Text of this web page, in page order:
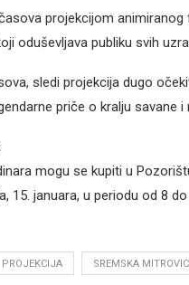
projekcijom animiranog
oduševljava publiku svih
sledi projekcija dugo
priče o kralju savane i
mogu se kupiti u
15. januara, u periodu od 8
PROJEKCIJA SREMSKA